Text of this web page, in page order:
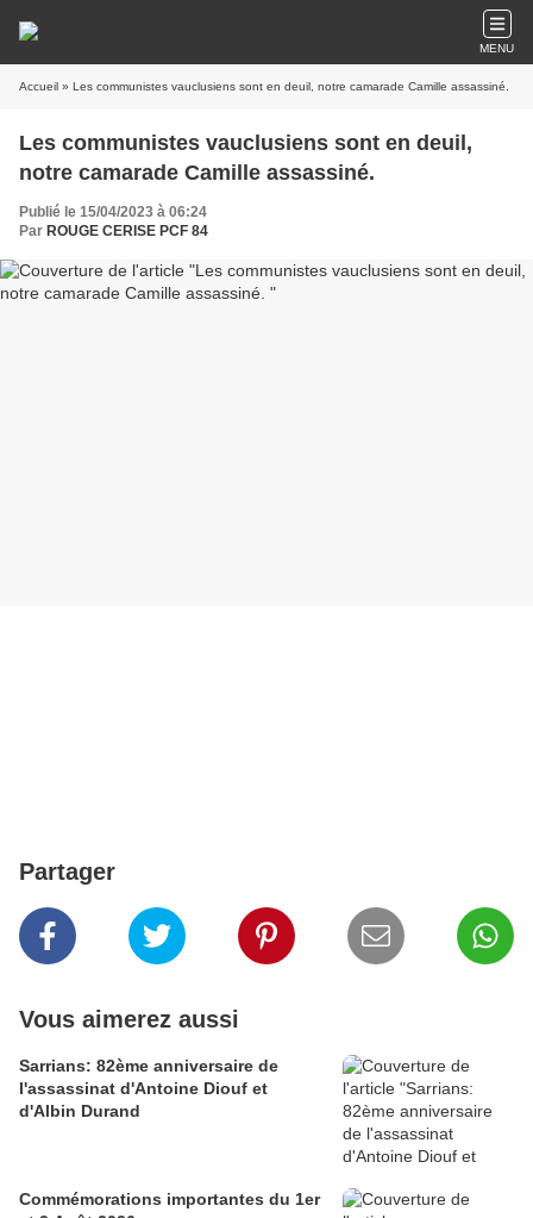
MENU
Accueil » Les communistes vauclusiens sont en deuil, notre camarade Camille assassiné.
Les communistes vauclusiens sont en deuil,
notre camarade Camille assassiné.
Publié le 15/04/2023 à 06:24
Par ROUGE CERISE PCF 84
Partager
Vous aimerez aussi
Sarrians: 82ème anniversaire de
l'assassinat d'Antoine Diouf et
d'Albin Durand
Commémorations importantes du 1er